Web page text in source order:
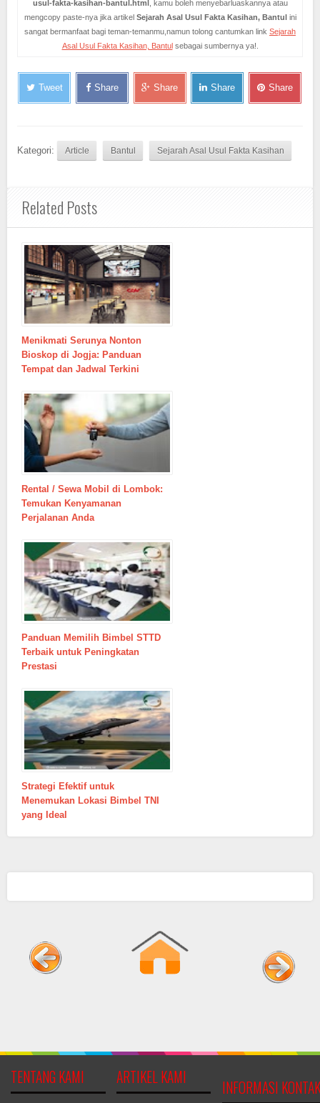
usul-fakta-kasihan-bantul.html
, kamu boleh menyebarluaskannya atau
mengcopy paste-nya jika artikel Sejarah Asal Usul Fakta Kasihan, Bantulini
sangat bermanfaat bagi teman-temanmu,namun tolong cantumkan link Sejarah
Asal Usul Fakta Kasihan, Bantulsebagai sumbernya ya!.
Tweet Share Share Share Share
Kategori: Article Bantul Sejarah Asal Usul Fakta Kasihan
Related Posts
Menikmati Serunya Nonton
Bioskop di Jogja: Panduan
Tempat dan Jadwal Terkini
Rental / Sewa Mobil di Lombok:
Temukan Kenyamanan
Perjalanan Anda
Panduan Memilih Bimbel STTD
Terbaik untuk Peningkatan
Prestasi
Strategi Efektif untuk
Menemukan Lokasi Bimbel TNI
yang Ideal
TENTANG KAMI ARTIKEL KAMI
INFORMASI KONTAK